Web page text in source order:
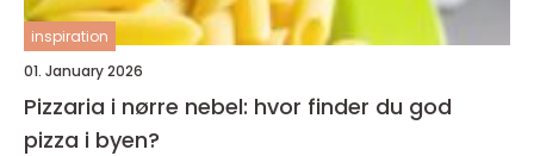
inspiration
01. January 2026
Pizzaria i nørre nebel: hvor finder du god
pizza i byen?